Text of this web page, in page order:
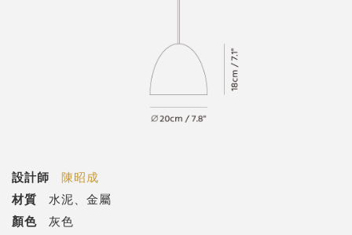
設計師 陳昭成
材質 水泥、金屬
顏色 灰色